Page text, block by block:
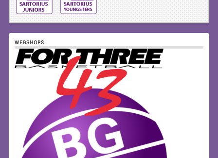
WEBSHOPS